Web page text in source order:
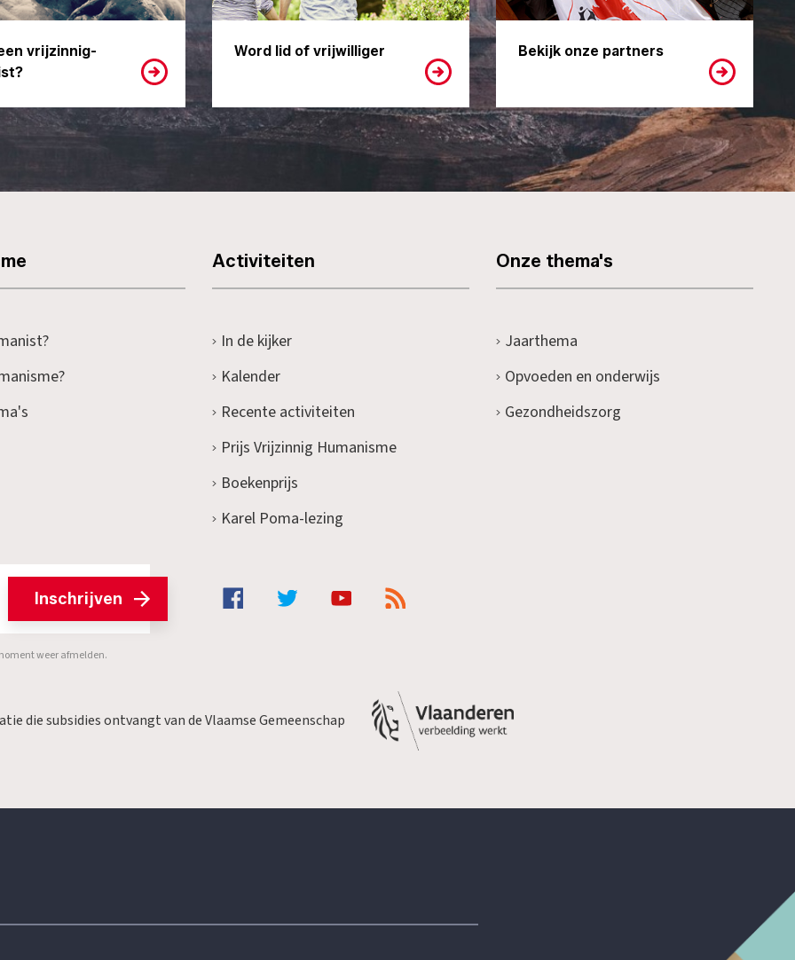
vrijzinnig-
Word lid of vrijwilliger Bekijk onze partners
Activiteiten
In de kijker
Kalender
Recente activiteiten
Prijs Vrijzinnig Humanisme
Boekenprijs
Karel Poma-lezing
Onze thema's
Jaarthema
Opvoeden en onderwijs
Gezondheidszorg
Inschrijven
weer afmelden.
die subsidies ontvangt van de Vlaamse Gemeenschap